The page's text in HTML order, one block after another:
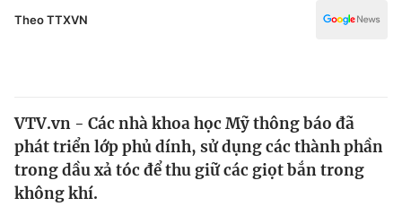
Pháp luật
Thế giới
Tin tức
Thế giới đó đây
Kinh tế
Tài chính
Công nghệ
Theo TTXVN
VTV.vn - Các nhà khoa học Mỹ thông báo đã
phát triển lớp phủ dính, sử dụng các thành phần
trong dầu xả tóc để thu giữ các giọt bắn trong
không khí.